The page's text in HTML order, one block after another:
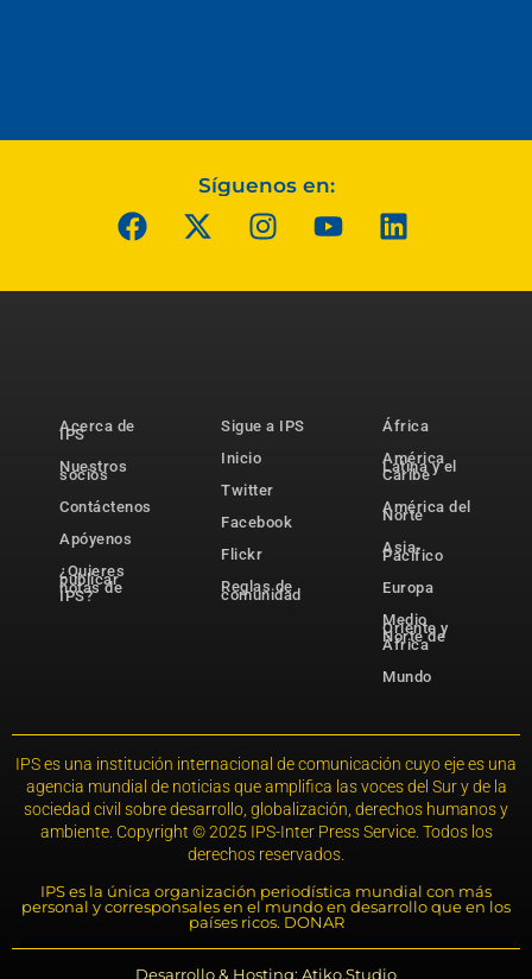
Síguenos en:
Acerca de
IPS
Nuestros
socios
Contáctenos
Apóyenos
¿Quieres
publicar
notas de
IPS?
Sigue a IPS
Inicio
Twitter
Facebook
Flickr
Reglas de
comunidad
África
América
Latina y el
Caribe
América del
Norte
Asia-
Pacífico
Europa
Medio
Oriente y
Norte de
África
Mundo
IPS es una institución internacional de comunicación cuyo eje es una
agencia mundial de noticias que amplifica las voces del Sur y de la
sociedad civil sobre desarrollo, globalización, derechos humanos y
ambiente. Copyright © 2025 IPS-Inter Press Service. Todos los
derechos reservados.
IPS es la única organización periodística mundial con más
personal y corresponsales en el mundo en desarrollo que en los
países ricos. DONAR
Desarrollo & Hosting: Atiko.Studio